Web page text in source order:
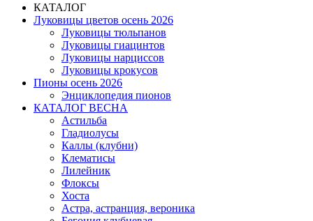
КАТАЛОГ
Луковицы цветов осень 2026
Луковицы тюльпанов
Луковицы гиацинтов
Луковицы нарциссов
Луковицы крокусов
Пионы осень 2026
Энциклопедия пионов
КАТАЛОГ ВЕСНА
Астильба
Гладиолусы
Каллы (клубни)
Клематисы
Лилейник
Флоксы
Хоста
Астра, астранция, вероника